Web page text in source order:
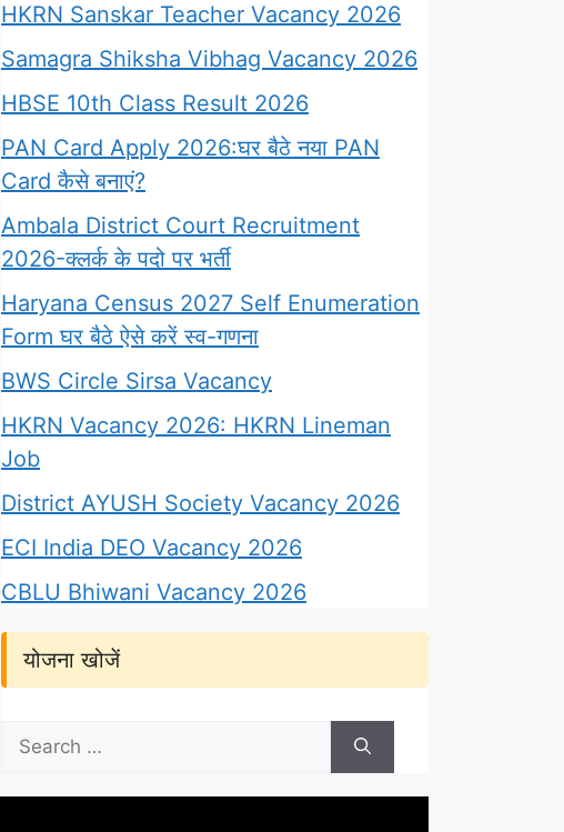
HKRN Sanskar Teacher Vacancy 2026
Samagra Shiksha Vibhag Vacancy 2026
HBSE 10th Class Result 2026
PAN Card Apply 2026:घर बैठे नया PAN
Card कैसे बनाएं?
Ambala District Court Recruitment
2026-क्लर्क के पदो पर भर्ती
Haryana Census 2027 Self Enumeration
Form घर बैठे ऐसे करें स्व-गणना
BWS Circle Sirsa Vacancy
HKRN Vacancy 2026: HKRN Lineman
Job
District AYUSH Society Vacancy 2026
ECI India DEO Vacancy 2026
CBLU Bhiwani Vacancy 2026
योजना खोजें
Search
for: